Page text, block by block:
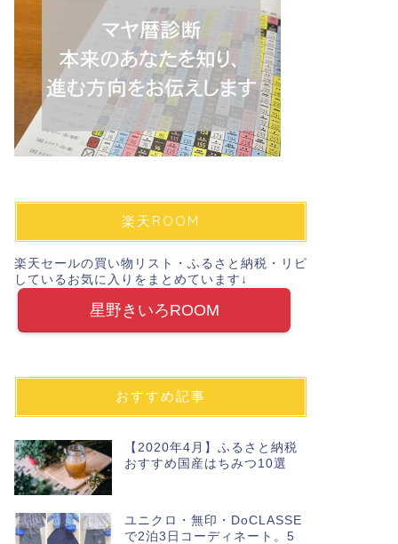
楽天ROOM
楽天セールの買い物リスト・ふるさと納税・リピ
しているお気に入りをまとめています↓
星野きいろROOM
おすすめ記事
【2020年4月】ふるさと納税
おすすめ国産はちみつ10選
ユニクロ・無印・DoCLASSE
で2泊3日コーディネート。5